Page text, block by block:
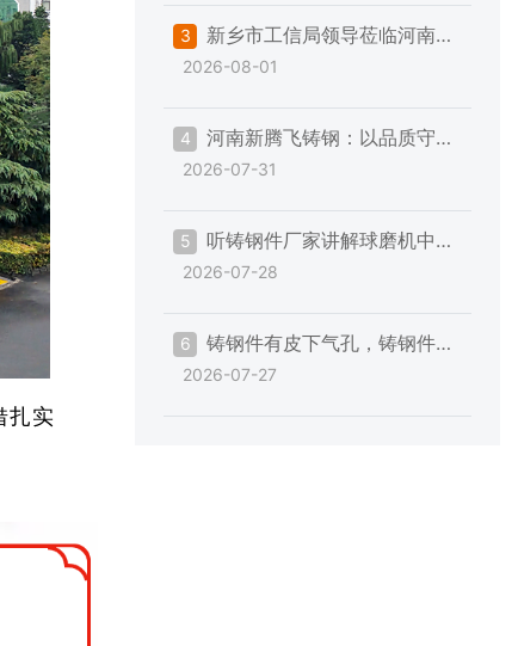
扎实
3
新乡市工信局领导莅临河南新
腾飞帮扶指导“三规范一提升”专项
2026-08-01
4
河南新腾飞铸钢：以品质守承
诺，以服务赢信赖
2026-07-31
5
听铸钢件厂家讲解球磨机中空
轴加工的一些事
2026-07-28
6
铸钢件有皮下气孔，铸钢件厂
家的解决措施是？
2026-07-27